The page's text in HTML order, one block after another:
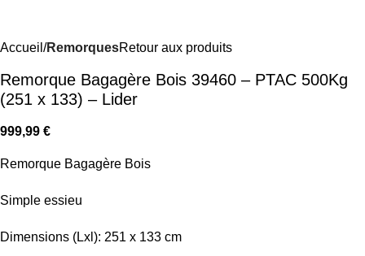
Accueil RemorquesRetour aux produits
Remorque Bagagère Bois 39460 – PTAC 500Kg
(251 x 133) – Lider
999,99 €
Remorque Bagagère Bois
Simple essieu
Dimensions (Lxl): 251 x 133 cm